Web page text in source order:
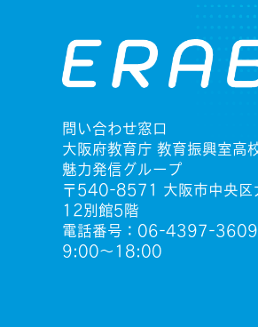
問い合わせ窓口
大阪府教育庁 教育振興室高
魅力発信グループ
〒540-8571 大阪市中央区
12別館5階
電話番号：06-4397-3609
9:00〜18:00